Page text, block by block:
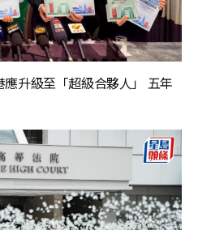
升級至「超級合夥人」 五年